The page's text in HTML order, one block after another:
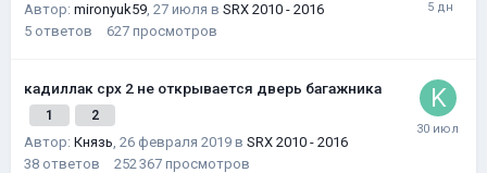
Автор: mironyuk59, 27 июля в SRX 2010 - 2016
5 ответов 627 просмотров
кадиллак срх 2 не открывается дверь багажника
1 2
Автор: Князь, 26 февраля 2019 в SRX 2010 - 2016
38 ответов 252 367 просмотров